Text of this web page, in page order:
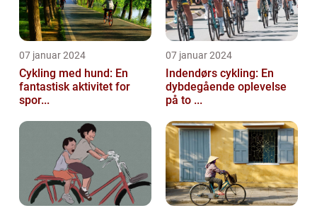
07 januar 2024
Cykling med hund: En
fantastisk aktivitet for
spor...
07 januar 2024
Indendørs cykling: En
dybdegående oplevelse
på to ...